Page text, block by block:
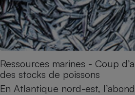
Ressources marines - Coup
des stocks de poissons
En Atlantique nord-est,